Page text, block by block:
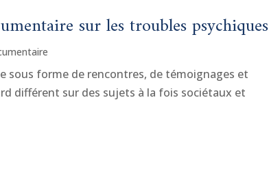
sur les troubles psychiques
sous forme de rencontres, de témoignages et
différent sur des sujets à la fois sociétaux et